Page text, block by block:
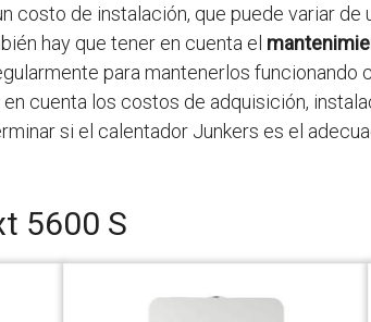
costo de instalación, que puede variar
hay que tener en cuenta el
para mantenerlos
cuenta los costos de adquisición,
si el calentador Junkers es el
5600 S